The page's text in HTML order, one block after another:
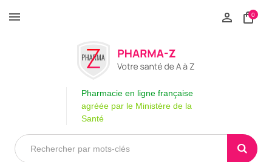
0
Pharmacie en ligne française
agréée par le Ministère de la
Santé